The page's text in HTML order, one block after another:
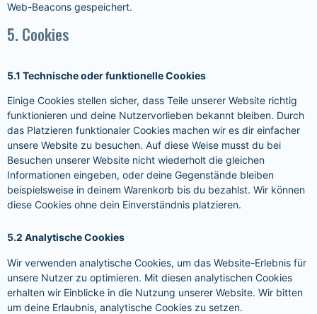
Web-Beacons gespeichert.
5. Cookies
5.1 Technische oder funktionelle Cookies
Einige Cookies stellen sicher, dass Teile unserer Website richtig
funktionieren und deine Nutzervorlieben bekannt bleiben. Durch
das Platzieren funktionaler Cookies machen wir es dir einfacher
unsere Website zu besuchen. Auf diese Weise musst du bei
Besuchen unserer Website nicht wiederholt die gleichen
Informationen eingeben, oder deine Gegenstände bleiben
beispielsweise in deinem Warenkorb bis du bezahlst. Wir können
diese Cookies ohne dein Einverständnis platzieren.
5.2 Analytische Cookies
Wir verwenden analytische Cookies, um das Website-Erlebnis für
unsere Nutzer zu optimieren. Mit diesen analytischen Cookies
erhalten wir Einblicke in die Nutzung unserer Website. Wir bitten
um deine Erlaubnis, analytische Cookies zu setzen.